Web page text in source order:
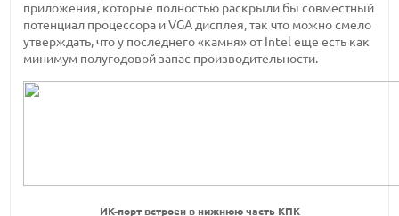
приложения, которые полностью раскрыли бы совместный
потенциал процессора и VGA дисплея, так что можно смело
утверждать, что у последнего «камня» от Intel еще есть как
минимум полугодовой запас производительности.
ИК-порт встроен в нижнюю часть КПК